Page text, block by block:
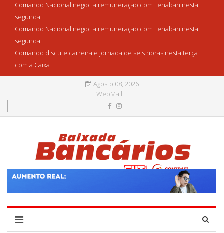
Comando Nacional negocia remuneração com Fenaban nesta
segunda
Comando Nacional negocia remuneração com Fenaban nesta
segunda
Comando discute carreira e jornada de seis horas nesta terça
com a Caixa
Agosto 08, 2026
WebMail